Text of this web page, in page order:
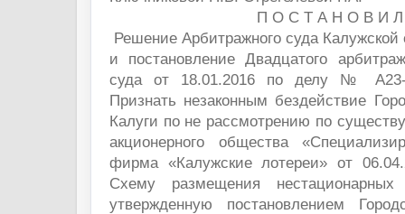
П О С Т А Н О В И
Решение Арбитражного суда Калужской
и постановление Двадцатого
суда от 18.01.2016 по делу № А23-
Признать незаконным бездействие
Калуги по не рассмотрению по
акционерного общества
фирма «Калужские лотереи» от
Схему размещения нестационарных
утвержденную постановлением